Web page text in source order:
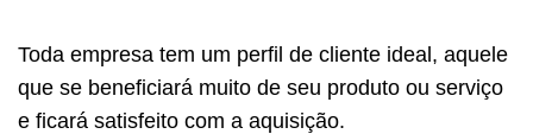
Toda empresa tem um perfil de cliente ideal, aquele
que se beneficiará muito de seu produto ou serviço
e ficará satisfeito com a aquisição.